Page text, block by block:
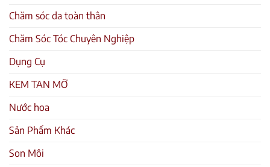
Chăm sóc da toàn thân
Chăm Sóc Tóc Chuyên Nghiệp
Dụng Cụ
KEM TAN MỠ
Nước hoa
Sản Phẩm Khác
Son Môi